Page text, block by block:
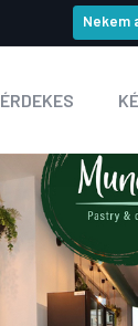
Nekem
ÉRDEKES